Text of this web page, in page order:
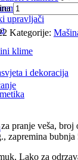
upravljači
klime
i dekoracija
Kategorije:
pranje veša,
zapremina bubnja
Lako za